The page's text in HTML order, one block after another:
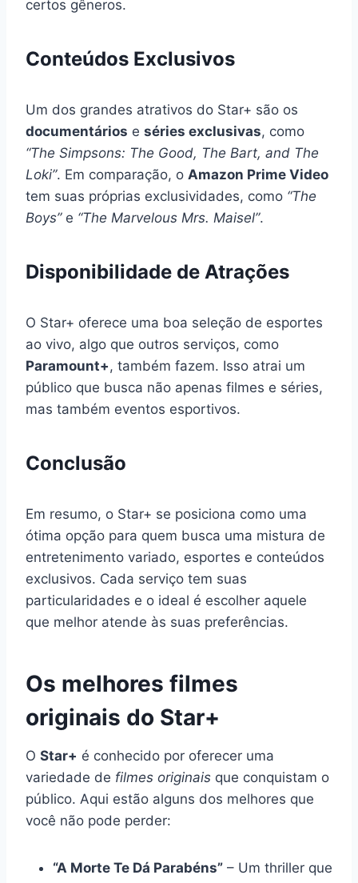
certos gêneros.
Conteúdos Exclusivos
Um dos grandes atrativos do Star+ são os
documentários e séries exclusivas, como
“The Simpsons: The Good, The Bart, and The
Loki”. Em comparação, o Amazon Prime Video
tem suas próprias exclusividades, como “The
Boys”e “The Marvelous Mrs. Maisel”.
Disponibilidade de Atrações
O Star+ oferece uma boa seleção de esportes
ao vivo, algo que outros serviços, como
Paramount+ , também fazem. Isso atrai um
público que busca não apenas filmes e séries,
mas também eventos esportivos.
Conclusão
Em resumo, o Star+ se posiciona como uma
ótima opção para quem busca uma mistura de
entretenimento variado, esportes e conteúdos
exclusivos. Cada serviço tem suas
particularidades e o ideal é escolher aquele
que melhor atende às suas preferências.
Os melhores filmes
originais do Star+
O Star+ é conhecido por oferecer uma
variedade de filmes originais que conquistam o
público. Aqui estão alguns dos melhores que
você não pode perder:
“A Morte Te Dá Parabéns” – Um thriller que